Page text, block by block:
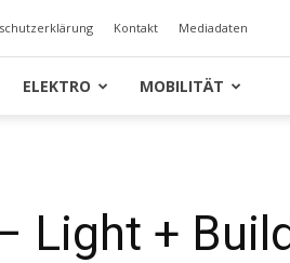
Kontakt Mediadaten
ELEKTRO MOBILITÄT
Light +